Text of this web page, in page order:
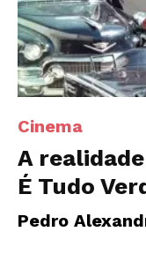
Cinema
A
É Tudo
Pedro